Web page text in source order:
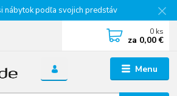
nábytok podľa svojich predstáv
Menu
0 ks
za 0,00 €